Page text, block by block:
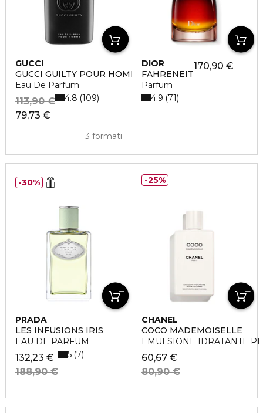
GUCCI
GUCCI GUILTY POUR HOMME
Eau De Parfum
79,73 €
113,90 €
3 formati
4.8 109
DIOR
FAHRENEIT
Parfum
170,90 €
4.9 71
PRADA
LES INFUSIONS IRIS
EAU DE PARFUM
132,23 €
188,90 €
5 7
30%
CHANEL
COCO MADEMOISELLE
EMULSIONE IDRATANTE
60,67 €
80,90 €
25%